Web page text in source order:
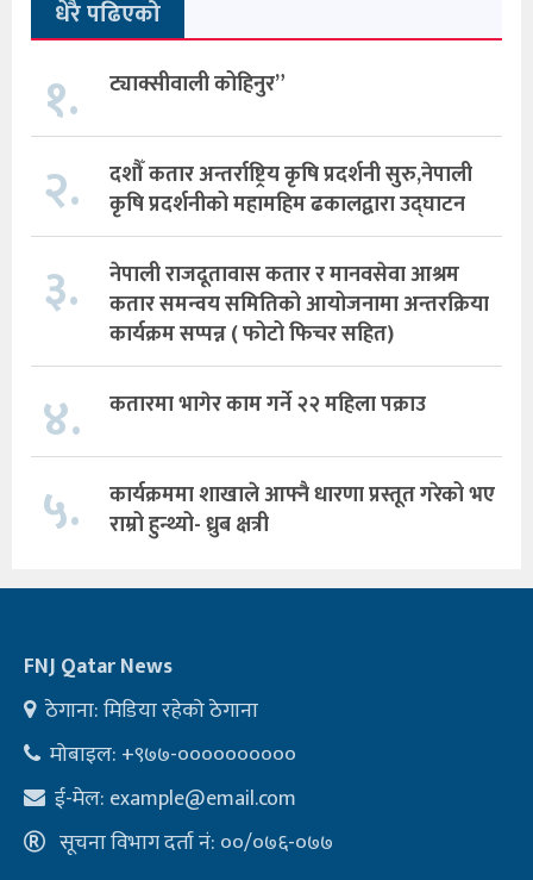
धेरै पढिएको
१. ट्याक्सीवाली कोहिनुर”
२.
दशौँ कतार अन्तर्राष्ट्रिय कृषि प्रदर्शनी सुरु,नेपाली
कृषि प्रदर्शनीको महामहिम ढकालद्वारा उद्घाटन
३.
नेपाली राजदूतावास कतार र मानवसेवा आश्रम
कतार समन्वय समितिको आयोजनामा अन्तरक्रिया
कार्यक्रम सप्पन्न ( फोटो फिचर सहित)
४. कतारमा भागेर काम गर्ने २२ महिला पक्राउ
५.
कार्यक्रममा शाखाले आफ्नै धारणा प्रस्तूत गरेको भए
राम्रो हुन्थ्यो- ध्रुब क्षत्री
FNJ Qatar News
ठेगाना: मिडिया रहेको ठेगाना
मोबाइल: +९७७-००००००००००
ई-मेल: example@email.com
सूचना विभाग दर्ता नं: ००/०७६-०७७